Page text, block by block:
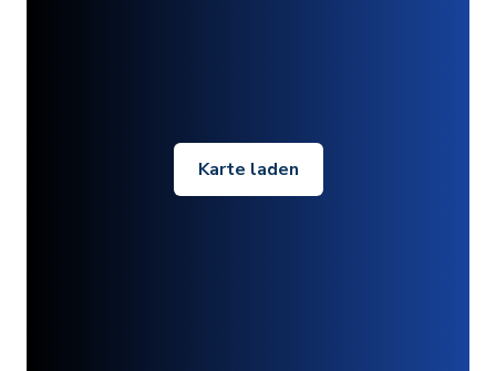
Karte laden